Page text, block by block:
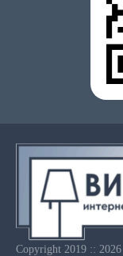
Copyright 2019 ::